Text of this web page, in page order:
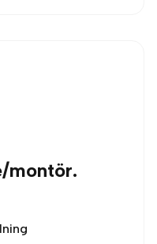
montör.